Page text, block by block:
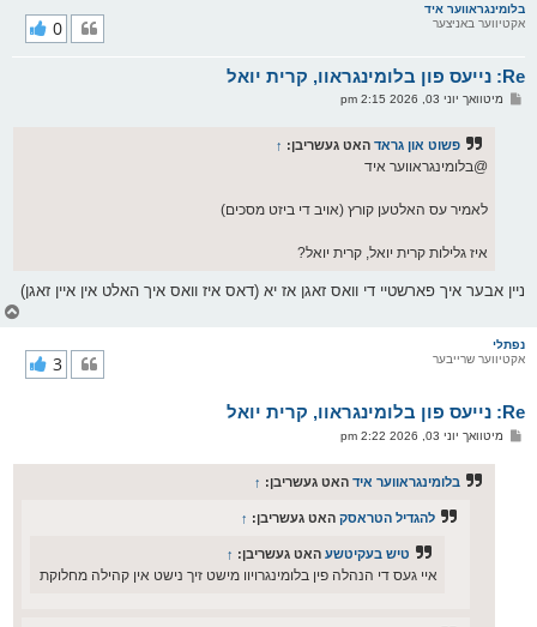
בלומינגראווער איד
אקטיווער באניצער
Re: נייעס פון בלומינגראוו, קרית יואל
0
פמיטוואך יוני 03, 2026 2:15 pm
פשוט און גראד האט געשריבן: ↑
@בלומינגראווער איד
לאמיר עס האלטען קורץ (אויב די ביזט מסכים)
איז גלילות קרית יואל, קרית יואל?
ניין אבער איך פארשטיי די וואס זאגן אז יא (דאס איז וואס איך האלט אין איין זאגן)
נפתלי
אקטיווער שרייבער
Re: נייעס פון בלומינגראוו, קרית יואל
3
פמיטוואך יוני 03, 2026 2:22 pm
בלומינגראווער איד האט געשריבן: ↑
להגדיל הטראסק האט געשריבן: ↑
טיש בעקיטשע האט געשריבן: ↑
איי געס די הנהלה פין בלומינגרויוו מישט זיך נישט אין קהילה מחלוקת